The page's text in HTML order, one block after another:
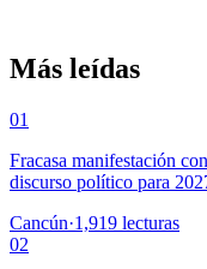
Más leídas
01
Fracasa manifestación
discurso político para
Cancún·1,919 lecturas
02